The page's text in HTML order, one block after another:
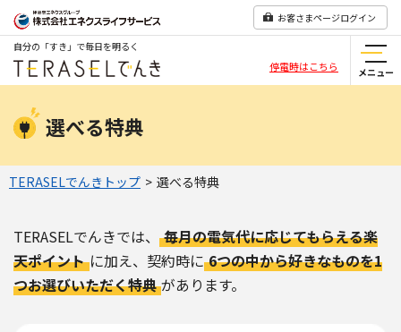
お客さまページログイン
自分の「すき」で毎日を明るく
停電時はこちら メニュー
選べる特典
TERASELでんきトップ > 選べる特典
TERASELでんきでは、
毎月の電気代に応じてもらえる楽
天ポイント に加え、 契約時に 6つの中から好きなものを1
つお選びいただく特典 があります。